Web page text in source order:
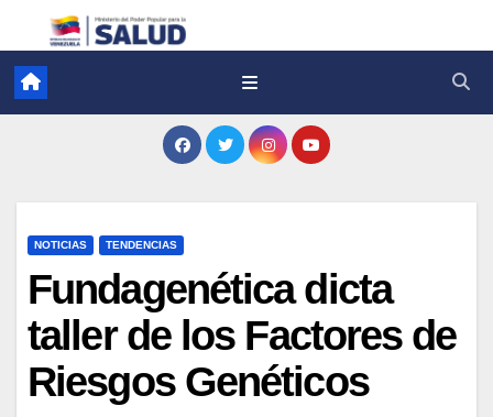
NOTICIAS TENDENCIAS
Fundagenética dicta
taller de los Factores de
Riesgos Genéticos